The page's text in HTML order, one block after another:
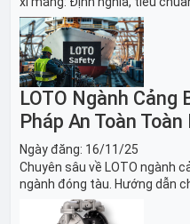
sách thiết bị LOTO thiết yếu.
nghiền an toàn.
LOTO Ngành Cảng
Pháp An Toàn Toàn
Ngày đăng: 16/11/25
Chuyên sâu về LOTO ngành
ngành đóng tàu. Hướng dẫn
thiết bị và Giải pháp LOTO